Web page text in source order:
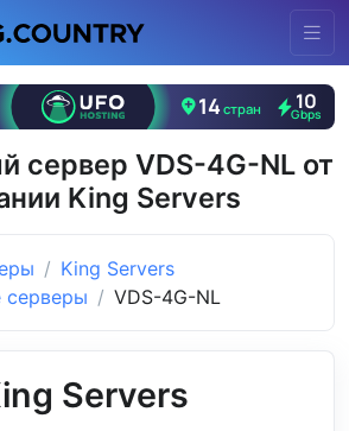
сервер VDS-4G-NL от
King Servers
King Servers
серверы
VDS-4G-NL
Servers